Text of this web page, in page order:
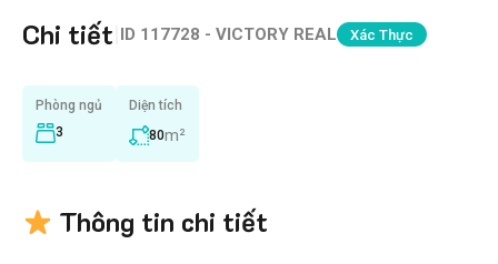
Chi tiết ID 117728 - VICTORY REAL Xác Thực
Phòng ngủ
3
Diện tích
80m²
Thông tin chi tiết